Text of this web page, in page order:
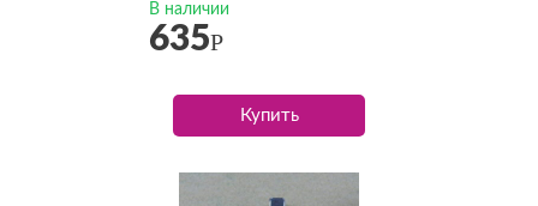
В наличии
635Р
Купить